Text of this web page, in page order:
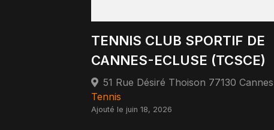
TENNIS CLUB SPORTIF DE
CANNES-ECLUSE (TCSCE)
Tennis
Ajouté le juin 18, 2026